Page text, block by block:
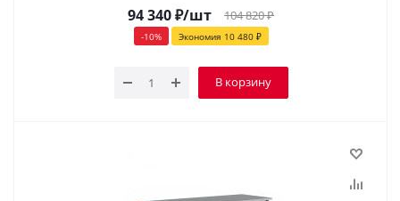
94 340₽/шт 104 820₽
-10% Экономия 10 480₽
В корзину